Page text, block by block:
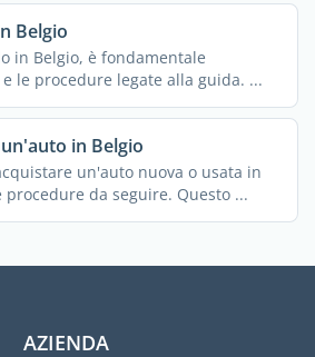
Belgio
in Belgio, è fondamentale
le procedure legate alla guida. ...
in Belgio
un'auto nuova o usata in
procedure da seguire. Questo ...
AZIENDA